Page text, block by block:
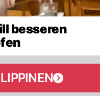
besseren